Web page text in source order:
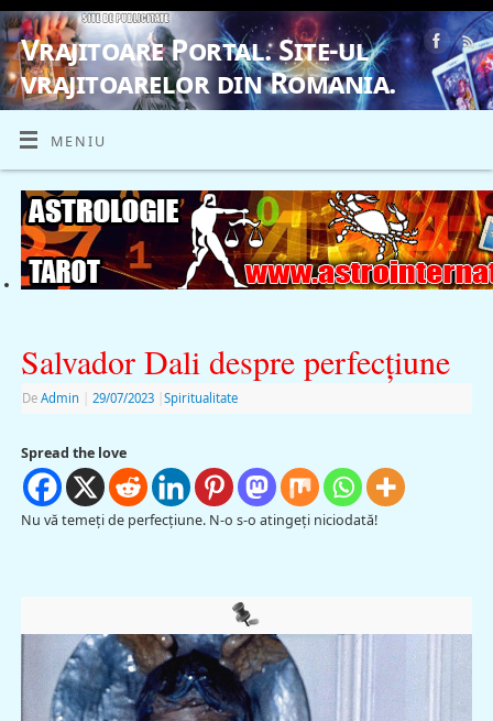
Vrajitoare Portal. Site-ul
vrajitoarelor din Romania.
VRAJITOARE, VRAJITOARELE, VRAJITOARE
MENIU
Salvador Dali despre perfecţiune
De Admin 29/07/2023 Spiritualitate
Spread the love
Nu vă temeţi de perfecţiune. N-o s-o atingeţi niciodată!